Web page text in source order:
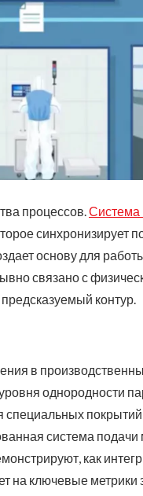
процессов.Система
синхронизирует
основу для
связано с
контур.
в
однородности
покрытий
система
как
на ключевые метрики